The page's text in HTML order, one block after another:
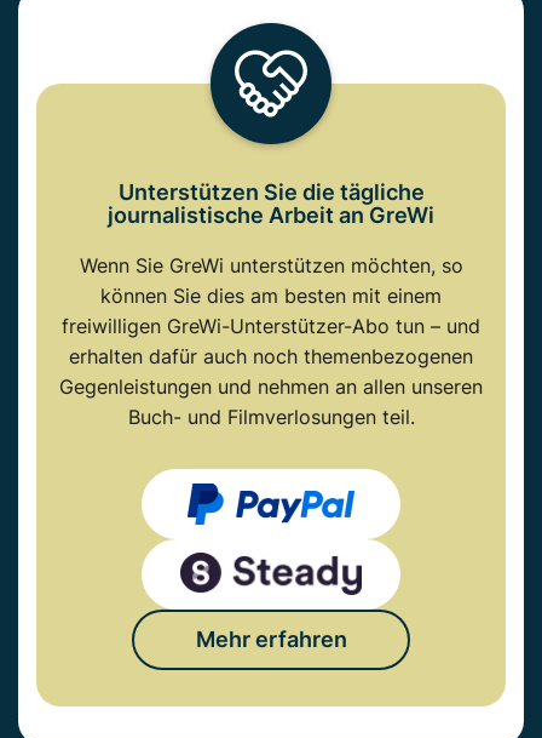
Unterstützen Sie die tägliche
journalistische Arbeit an GreWi
Wenn Sie GreWi unterstützen möchten, so
können Sie dies am besten mit einem
freiwilligen GreWi-Unterstützer-Abo tun – und
erhalten dafür auch noch themenbezogenen
Gegenleistungen und nehmen an allen unseren
Buch- und Filmverlosungen teil.
Mehr erfahren